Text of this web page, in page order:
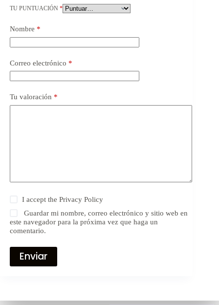
TU PUNTUACIÓN *
Nombre *
Correo electrónico *
Tu valoración *
I accept thePrivacy Policy
Guardar mi nombre, correo electrónico y sitio web en
este navegador para la próxima vez que haga un
comentario.
Enviar